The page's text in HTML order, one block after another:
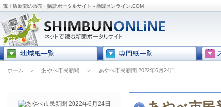
電子版新聞の販売・購読ポータルサイト - 新聞オンライン.COM
ホーム ＞ あやべ市民新聞 ＞ あやべ市民新聞 2022年6月24日